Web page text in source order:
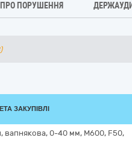
ПОРУШЕННЯ
ЗАКУПІВЛІ
вапнякова, 0-40 мм, М600, F50,